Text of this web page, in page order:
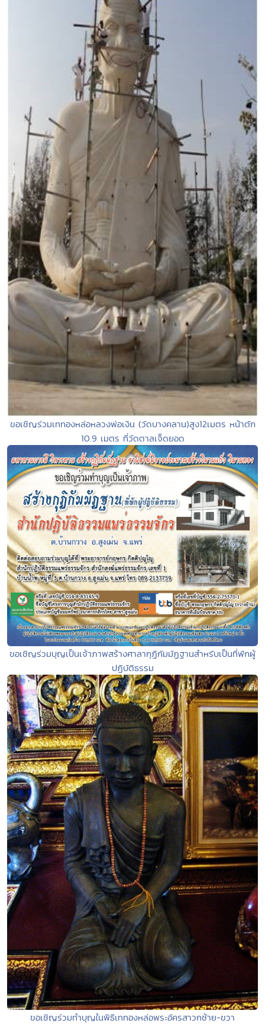
ขอเชิญร่วมเททองหล่อหลวงพ่อเงิน (วัดบางคลาน)สูง12เมตร หน้าตัก
10.9 เมตร ที่วัดตาลเจ็ดยอด
ขอเชิญร่วมบุญเป็นเจ้าภาพสร้างศาลากุฏิกัมมัฏฐานสำหรับเป็นที่พักผู้
ปฏิบัติธรรม
ขอเชิญร่วมทำบุญในพิธีเททองหล่อพระอัครสาวกซ้าย-ขวา